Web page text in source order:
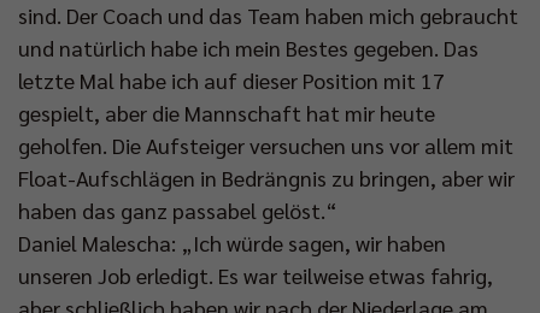
sind. Der Coach und das Team haben mich gebraucht
und natürlich habe ich mein Bestes gegeben. Das
letzte Mal habe ich auf dieser Position mit 17
gespielt, aber die Mannschaft hat mir heute
geholfen. Die Aufsteiger versuchen uns vor allem mit
Float-Aufschlägen in Bedrängnis zu bringen, aber wir
haben das ganz passabel gelöst.“
Daniel Malescha: „Ich würde sagen, wir haben
unseren Job erledigt. Es war teilweise etwas fahrig,